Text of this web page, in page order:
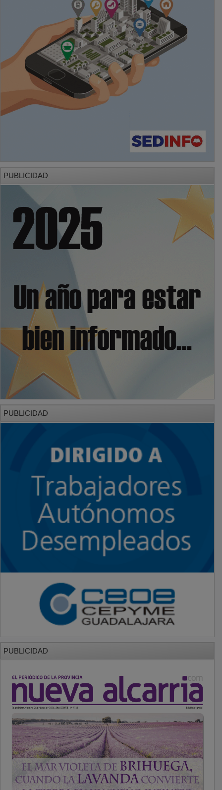
PUBLICIDAD
PUBLICIDAD
PUBLICIDAD